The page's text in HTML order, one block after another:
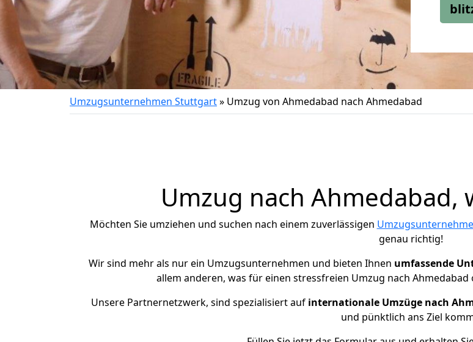
Umzugsunternehmen Stuttgart» Umzug von Ahmedabad nach Ahmedabad
Umzug nach Ahmedabad,
Möchten Sie umziehen und suchen nach einem zuverlässigen
genau richtig!
Wir sind mehr als nur ein Umzugsunternehmen und bieten Ihnen umfassende
allem anderen, was für einen stressfreien Umzug nach
Unsere Partnernetzwerk, sind spezialisiert auf internationale Umzüge nach
und pünktlich ans Ziel